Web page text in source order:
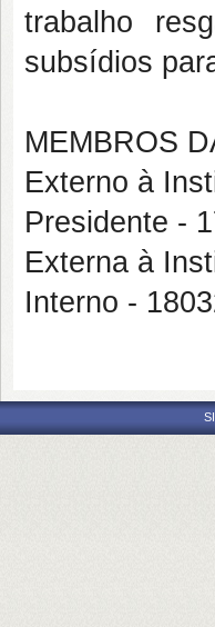
trabalho
subsídios
MEMBROS
Externo à
Presidente -
Externa à
Interno -